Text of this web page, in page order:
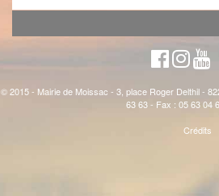
© 2015 - Mairie de Moissac - 3, place Roger Delthil -
63 63 - Fax : 05 63 04
Crédits